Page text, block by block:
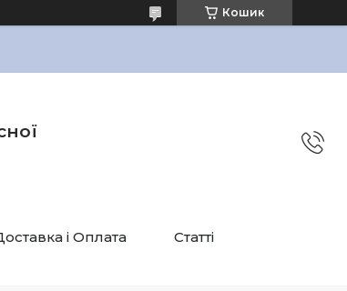
Кошик
і Оплата Статті